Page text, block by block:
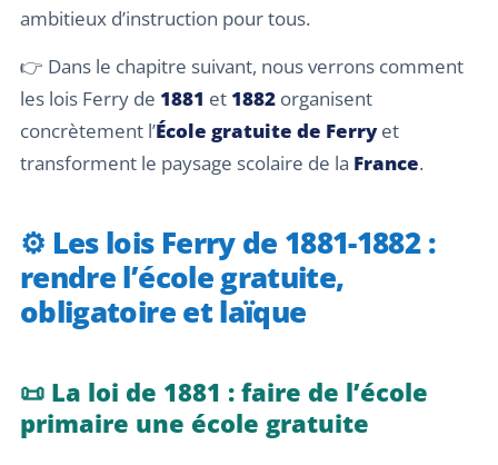
ambitieux d’instruction pour tous.
👉 Dans le chapitre suivant, nous verrons comment
les lois Ferry de 1881 et 1882 organisent
concrètement l’École gratuite de Ferryet
transforment le paysage scolaire de la France.
⚙️ Les lois Ferry de 1881-1882 :
rendre l’école gratuite,
obligatoire et laïque
📜 La loi de 1881 : faire de l’école
primaire une école gratuite